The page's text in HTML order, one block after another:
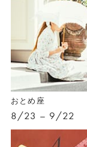
おとめ座
8/23 – 9/22